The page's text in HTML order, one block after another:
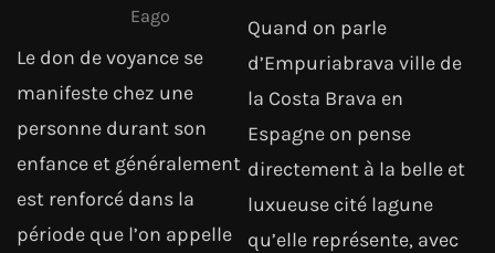
Eago
Le don de voyance se
manifeste chez une
personne durant son
enfance et généralement
est renforcé dans la
période que l’on appelle
Quand on parle
d’Empuriabrava ville de
la Costa Brava en
Espagne on pense
directement à la belle et
luxueuse cité lagune
qu’elle représente, avec